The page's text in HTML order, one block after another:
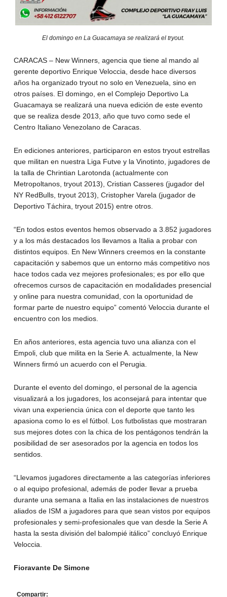
El domingo en La Guacamaya se realizará el tryout.
CARACAS – New Winners, agencia que tiene al mando al
gerente deportivo Enrique Veloccia, desde hace diversos
años ha organizado tryout no solo en Venezuela, sino en
otros países. El domingo, en el Complejo Deportivo La
Guacamaya se realizará una nueva edición de este evento
que se realiza desde 2013, año que tuvo como sede el
Centro Italiano Venezolano de Caracas.
En ediciones anteriores, participaron en estos tryout estrellas
que militan en nuestra Liga Futve y la Vinotinto, jugadores de
la talla de Chrintian Larotonda (actualmente con
Metropoltanos, tryout 2013), Cristian Casseres (jugador del
NY RedBulls, tryout 2013), Cristopher Varela (jugador de
Deportivo Táchira, tryout 2015) entre otros.
“En todos estos eventos hemos observado a 3.852 jugadores
y a los más destacados los llevamos a Italia a probar con
distintos equipos. En New Winners creemos en la constante
capacitación y sabemos que un entorno más competitivo nos
hace todos cada vez mejores profesionales; es por ello que
ofrecemos cursos de capacitación en modalidades presencial
y online para nuestra comunidad, con la oportunidad de
formar parte de nuestro equipo” comentó Veloccia durante el
encuentro con los medios.
En años anteriores, esta agencia tuvo una alianza con el
Empoli, club que milita en la Serie A. actualmente, la New
Winners firmó un acuerdo con el Perugia.
Durante el evento del domingo, el personal de la agencia
visualizará a los jugadores, los aconsejará para intentar que
vivan una experiencia única con el deporte que tanto les
apasiona como lo es el fútbol. Los futbolistas que mostraran
sus mejores dotes con la chica de los pentágonos tendrán la
posibilidad de ser asesorados por la agencia en todos los
sentidos.
“Llevamos jugadores directamente a las categorías inferiores
o al equipo profesional, además de poder llevar a prueba
durante una semana a Italia en las instalaciones de nuestros
aliados de ISM a jugadores para que sean vistos por equipos
profesionales y semi-profesionales que van desde la Serie A
hasta la sesta división del balompié itálico” concluyó Enrique
Veloccia.
Fioravante De Simone
Compartir: